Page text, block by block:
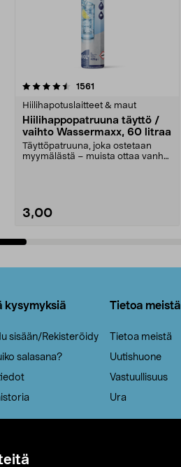
1561
Hiilihapotuslaitteet & maut
Hiilihappopatruuna täyttö /
vaihto Wassermaxx, 60 litraa
Täyttöpatruuna, joka ostetaan
myymälästä – muista ottaa vanha
3,00
4.5viidestä
kysymyksiä
sisään/Rekisteröidy
salasana?
Tietoa meistä
Tietoa meistä
Uutishuone
Vastuullisuus
Ura